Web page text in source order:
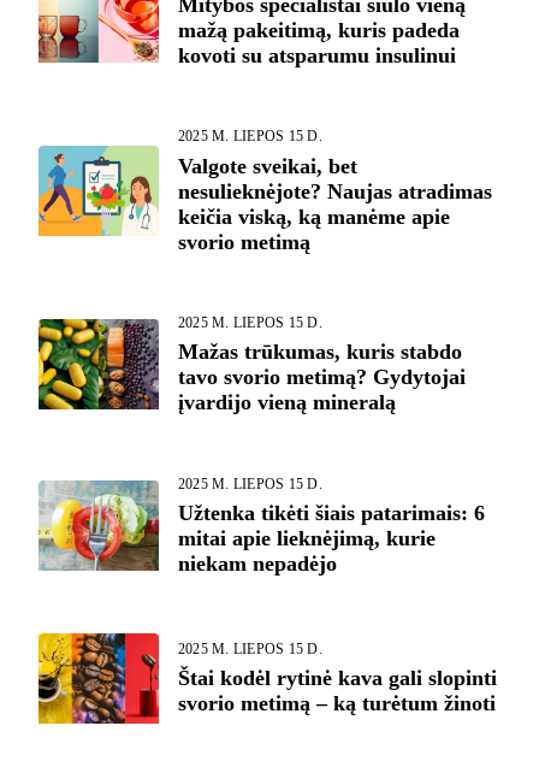
mažą pakeitimą, kuris padeda
kovoti su atsparumu insulinui
2025 M. LIEPOS 15 D.
Valgote sveikai, bet
nesulieknėjote? Naujas atradimas
keičia viską, ką manėme apie
svorio metimą
2025 M. LIEPOS 15 D.
Mažas trūkumas, kuris stabdo
tavo svorio metimą? Gydytojai
įvardijo vieną mineralą
2025 M. LIEPOS 15 D.
Užtenka tikėti šiais patarimais: 6
mitai apie lieknėjimą, kurie
niekam nepadėjo
2025 M. LIEPOS 15 D.
Štai kodėl rytinė kava gali slopinti
svorio metimą – ką turėtum žinoti